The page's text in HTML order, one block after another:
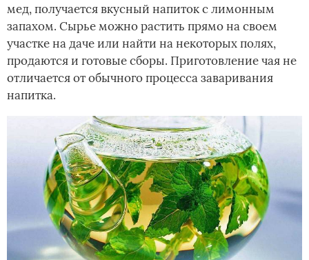
мед, получается вкусный напиток с лимонным
запахом. Сырье можно растить прямо на своем
участке на даче или найти на некоторых полях,
продаются и готовые сборы. Приготовление чая не
отличается от обычного процесса заваривания
напитка.